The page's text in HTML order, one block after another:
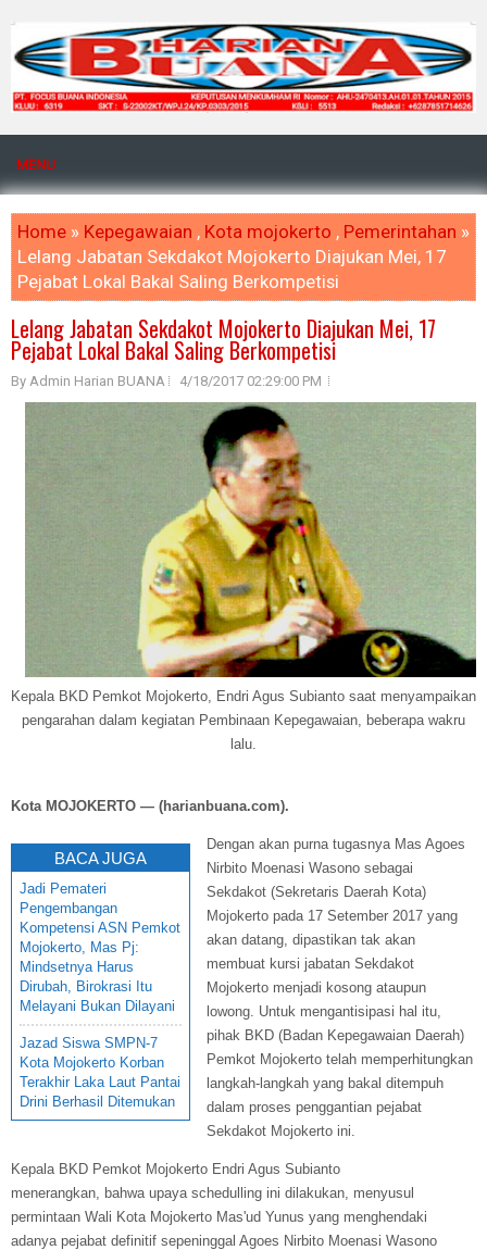
MENU
Home » Kepegawaian , Kota mojokerto , Pemerintahan »
Lelang Jabatan Sekdakot Mojokerto Diajukan Mei, 17
Pejabat Lokal Bakal Saling Berkompetisi
Lelang Jabatan Sekdakot Mojokerto Diajukan Mei, 17
Pejabat Lokal Bakal Saling Berkompetisi
By Admin Harian BUANA 4/18/2017 02:29:00 PM
Kepala BKD Pemkot Mojokerto, Endri Agus Subianto saat menyampaikan
pengarahan dalam kegiatan Pembinaan Kepegawaian, beberapa wakru
lalu.
Kota MOJOKERTO — (harianbuana.com).
BACA JUGA
Jadi Pemateri
Pengembangan
Kompetensi ASN Pemkot
Mojokerto, Mas Pj:
Mindsetnya Harus
Dirubah, Birokrasi Itu
Melayani Bukan Dilayani
Jazad Siswa SMPN-7
Kota Mojokerto Korban
Terakhir Laka Laut Pantai
Drini Berhasil Ditemukan
Dengan akan purna tugasnya Mas Agoes
Nirbito Moenasi Wasono sebagai
Sekdakot (Sekretaris Daerah Kota)
Mojokerto pada 17 Setember 2017 yang
akan datang, dipastikan tak akan
membuat kursi jabatan Sekdakot
Mojokerto menjadi kosong ataupun
lowong. Untuk mengantisipasi hal itu,
pihak BKD (Badan Kepegawaian Daerah)
Pemkot Mojokerto telah memperhitungkan
langkah-langkah yang bakal ditempuh
dalam proses penggantian pejabat
Sekdakot Mojokerto ini.
Kepala BKD Pemkot Mojokerto Endri Agus Subianto
menerangkan, bahwa upaya schedulling ini dilakukan, menyusul
permintaan Wali Kota Mojokerto Mas'ud Yunus yang menghendaki
adanya pejabat definitif sepeninggal Agoes Nirbito Moenasi Wasono